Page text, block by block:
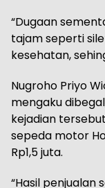
“Dugaan
tajam seperti
kesehatan,
Nugroho Priyo
mengaku
kejadian
sepeda motor
Rp1,5 juta.
“Hasil penjualan